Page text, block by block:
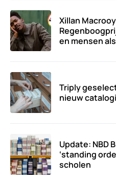
Xillan
en mensen
Triply
nieuw
Update: NBD
‘standing
scholen